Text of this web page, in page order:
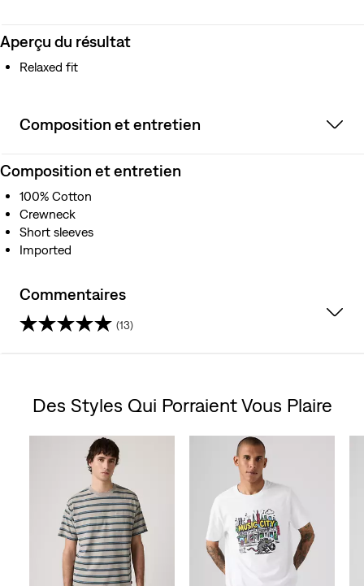
Aperçu du résultat
Relaxed fit
Composition et entretien
Composition et entretien
100% Cotton
Crewneck
Short sleeves
Imported
Commentaires
(13)
sur
5.
évaluations
Des Styles Qui Porraient Vous Plaire